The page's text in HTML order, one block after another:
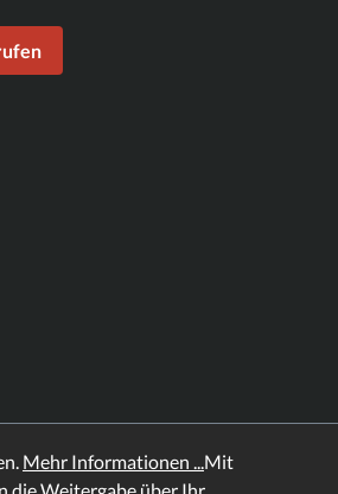
Mehr Informationen ...Mit